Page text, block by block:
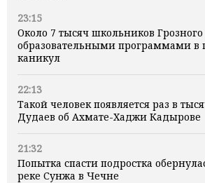
23:15
Около 7 тысяч школьников Грозного
образовательными программами в
каникул
22:13
Такой человек появляется раз в
Дудаев об Ахмате-Хаджи Кадырове
21:32
Попытка спасти подростка
реке Сунжа в Чечне